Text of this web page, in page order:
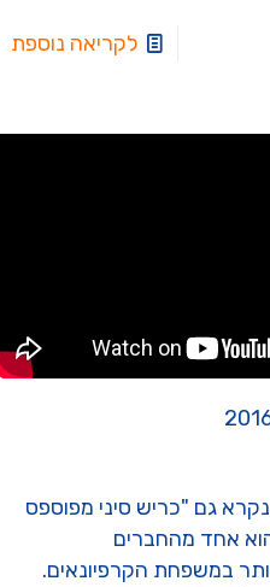
לקריאה נוספת
גם "כריש סיני מפוספס
אחד מהחברים
במשפחת הקרפיונאים.